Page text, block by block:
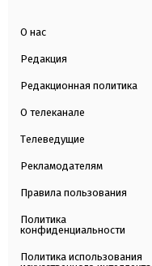
О нас
Редакция
Редакционная политика
О телеканале
Телеведущие
Рекламодателям
Правила пользования
Политика
конфиденциальности
Политика использования